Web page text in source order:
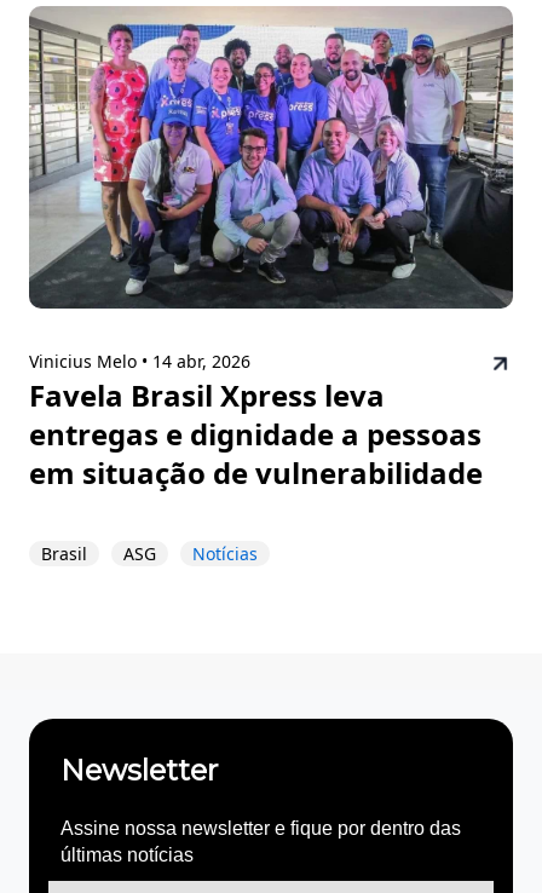
Vinicius Melo • 14 abr, 2026
Favela Brasil Xpress leva
entregas e dignidade a pessoas
em situação de vulnerabilidade
Brasil ASG Notícias
Newsletter
Assine nossa newsletter e fique por dentro das
últimas notícias